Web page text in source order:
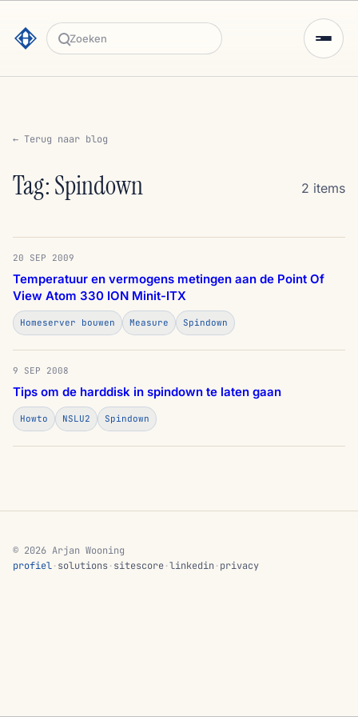
Zoeken
← Terug naar blog
Tag: Spindown 2 items
20 SEP 2009
Temperatuur en vermogens metingen aan de Point Of
View Atom 330 ION Minit-ITX
Homeserver bouwen Measure Spindown
9 SEP 2008
Tips om de harddisk in spindown te laten gaan
Howto NSLU2 Spindown
© 2026 Arjan Wooning
profiel·solutions·sitescore·linkedin ·privacy